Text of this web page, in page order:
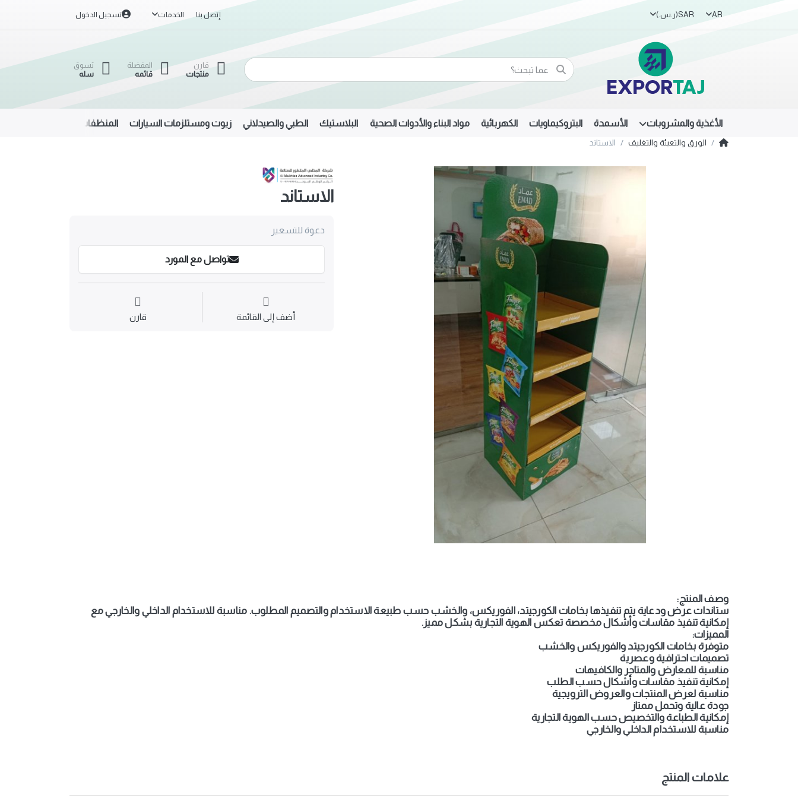
AR
SAR(ر.س.‏) إتصل بنا الخدمات تسجيل الدخول
قارن
منتجات
المفضلة
قائمه
تسوق
سله
الأغذية والمشروبات الأسمدة البتروكيماويات الكهربائية مواد البناء والأدوات الصحية البلاستيك الطبي والصيدلاني زيوت ومستلزمات السيارات المنظفات
الورق والتعبئة والتغليف الاستاند
الاستاند
دعوة للتسعير
تواصل مع المورد
أضف إلى القائمة قارن
وصف المنتج:
ستاندات عرض ودعاية يتم تنفيذها بخامات الكورجيتد، الفوريكس، والخشب حسب طبيعة الاستخدام والتصميم المطلوب. مناسبة للاستخدام الداخلي والخارجي مع
إمكانية تنفيذ مقاسات وأشكال مخصصة تعكس الهوية التجارية بشكل مميز.
المميزات:
متوفرة بخامات الكورجيتد والفوريكس والخشب
تصميمات احترافية وعصرية
مناسبة للمعارض والمتاجر والكافيهات
إمكانية تنفيذ مقاسات وأشكال حسب الطلب
مناسبة لعرض المنتجات والعروض الترويجية
جودة عالية وتحمل ممتاز
إمكانية الطباعة والتخصيص حسب الهوية التجارية
مناسبة للاستخدام الداخلي والخارجي
علامات المنتج